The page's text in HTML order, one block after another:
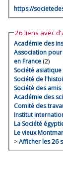
https://
26 liens avec
Académie des
Association
en France(2)
Société asiatique
Société de
Société des
Académie des
Comité des
Institut
La Société
Le vieux
>Afficher les 26